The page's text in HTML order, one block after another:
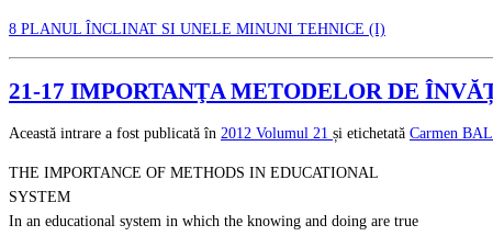
8 PLANUL ÎNCLINAT SI UNELE MINUNI TEHNICE (I)
21-17 IMPORTANŢA METODELOR DE
Această intrare a fost publicată în 2012 Volumul 21 și etichetată Carmen BAL
THE IMPORTANCE OF METHODS IN EDUCATIONAL
SYSTEM
In an educational system in which the knowing and doing are true